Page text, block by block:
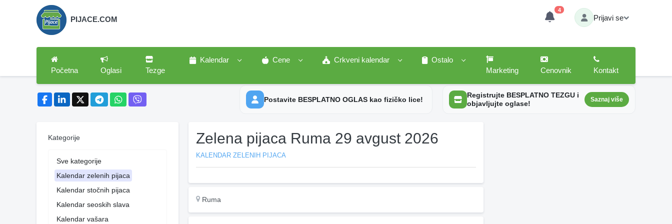
PIJACE.COM
4
Prijavi se
Početna Oglasi Tezge
Kalendar Cene Crkveni kalendar
Ostalo
Marketing
Cenovnik Kontakt
Postavite BESPLATNO OGLAS kao fizičko lice!
Registrujte BESPLATNO TEZGU i
objavljujte oglase!
Saznaj više
Kategorije
Sve kategorije
Kalendar zelenih pijaca
Kalendar stočnih pijaca
Kalendar seoskih slava
Kalendar vašara
Zelena pijaca Ruma 29 avgust 2026
KALENDAR ZELENIH PIJACA
Ruma